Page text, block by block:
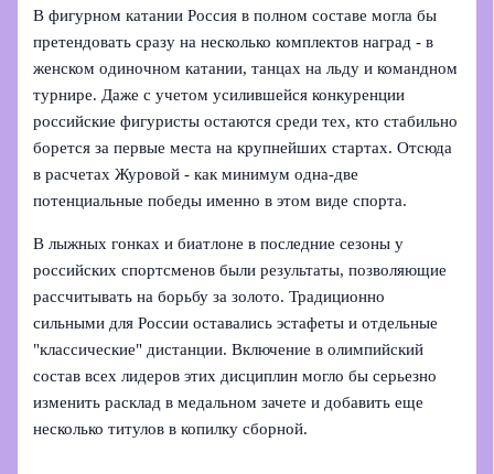
В фигурном катании Россия в полном составе могла бы
претендовать сразу на несколько комплектов наград - в
женском одиночном катании, танцах на льду и командном
турнире. Даже с учетом усилившейся конкуренции
российские фигуристы остаются среди тех, кто стабильно
борется за первые места на крупнейших стартах. Отсюда
в расчетах Журовой - как минимум одна‑две
потенциальные победы именно в этом виде спорта.
В лыжных гонках и биатлоне в последние сезоны у
российских спортсменов были результаты, позволяющие
рассчитывать на борьбу за золото. Традиционно
сильными для России оставались эстафеты и отдельные
"классические" дистанции. Включение в олимпийский
состав всех лидеров этих дисциплин могло бы серьезно
изменить расклад в медальном зачете и добавить еще
несколько титулов в копилку сборной.